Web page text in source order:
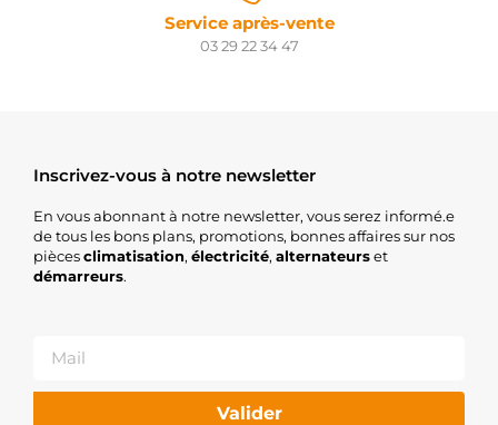
Service après-vente
03 29 22 34 47
Inscrivez-vous à notre newsletter
En vous abonnant à notre newsletter, vous serez informé.e
de tous les bons plans, promotions, bonnes affaires sur nos
piècesclimatisation, électricité, alternateurset
démarreurs.
Valider